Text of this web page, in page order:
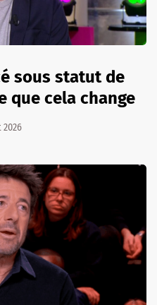
sous statut de
que cela change
2026